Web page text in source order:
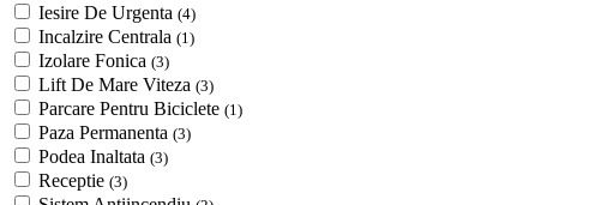
Iesire De Urgenta (4)
Incalzire Centrala (1)
Izolare Fonica (3)
Lift De Mare Viteza (3)
Parcare Pentru Biciclete (1)
Paza Permanenta (3)
Podea Inaltata (3)
Receptie (3)